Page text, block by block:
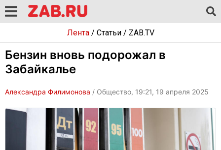
Лента/ Статьи/ ZAB.TV
Бензин вновь подорожал в
Забайкалье
Александра Филимонова / Общество, 19:21, 19 апреля 2025